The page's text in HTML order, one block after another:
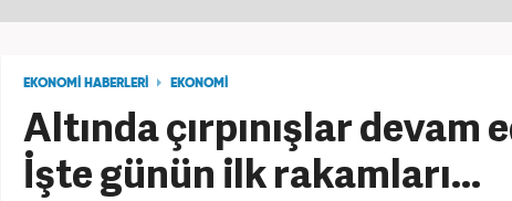
EKONOMİ HABERLERİ EKONOMİ
Altında çırpınışlar devam
İşte günün ilk rakamları...